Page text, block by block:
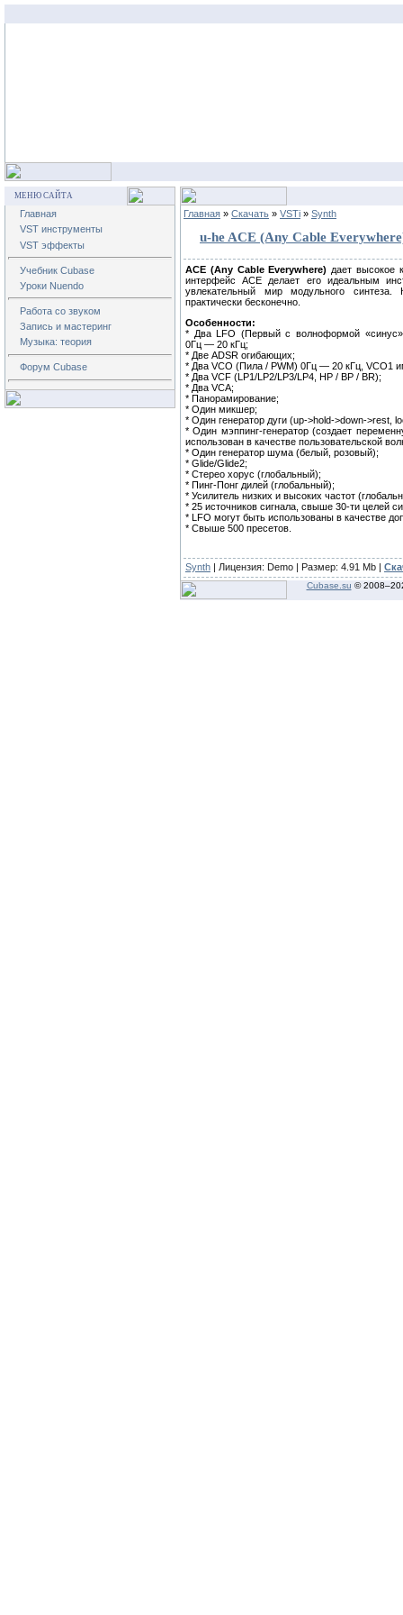
МЕНЮ САЙТА
Главная
VST инструменты
VST эффекты
Учебник Cubase
Уроки Nuendo
Работа со звуком
Запись и мастеринг
Музыка: теория
Форум Cubase
Главная » Скачать » VSTi » Synth
u-he ACE (Any Cable
ACE (Any Cable Everywhere) дает высокое
интерфейс ACE делает его идеальным
увлекательный мир модульного
практически бесконечно.
Особенности:
* Два LFO (Первый с волноформой
0Гц — 20 кГц;
* Две ADSR огибающих;
* Два VCO (Пила / PWM) 0Гц — 20 кГц, VCO1
* Два VCF (LP1/LP2/LP3/LP4, HP / BP / BR);
* Два VCA;
* Панорамирование;
* Один микшер;
* Один генератор дуги (up->hold->down->rest,
* Один мэппинг-генератор (создает
использован в качестве пользовательской
* Один генератор шума (белый, розовый);
* Glide/Glide2;
* Стерео хорус (глобальный);
* Пинг-Понг дилей (глобальный);
* Усилитель низких и высоких частот
* 25 источников сигнала, свыше 30-ти целей
* LFO могут быть использованы в качестве
* Свыше 500 пресетов.
Synth | Лицензия: Demo | Размер: 4.91 Mb |
Cubase.su © 2008–